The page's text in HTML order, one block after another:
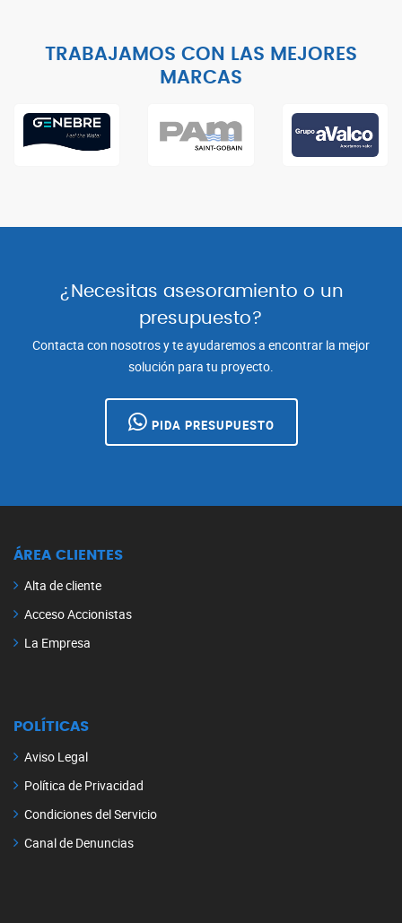
TRABAJAMOS CON LAS MEJORES
MARCAS
¿Necesitas asesoramiento o un
presupuesto?
Contacta con nosotros y te ayudaremos a encontrar la mejor
solución para tu proyecto.
PIDA PRESUPUESTO
ÁREA CLIENTES
Alta de cliente
Acceso Accionistas
La Empresa
POLÍTICAS
Aviso Legal
Política de Privacidad
Condiciones del Servicio
Canal de Denuncias